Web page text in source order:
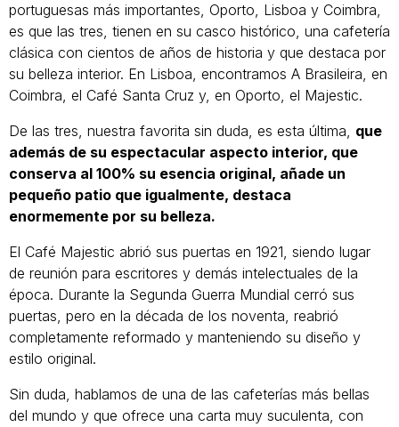
portuguesas más importantes, Oporto, Lisboa y Coimbra,
es que las tres, tienen en su casco histórico, una cafetería
clásica con cientos de años de historia y que destaca por
su belleza interior. En Lisboa, encontramos A Brasileira, en
Coimbra, el Café Santa Cruz y, en Oporto, el Majestic.
De las tres, nuestra favorita sin duda, es esta última, que
además de su espectacular aspecto interior, que
conserva al 100% su esencia original, añade un
pequeño patio que igualmente, destaca
enormemente por su belleza.
El Café Majestic abrió sus puertas en 1921, siendo lugar
de reunión para escritores y demás intelectuales de la
época. Durante la Segunda Guerra Mundial cerró sus
puertas, pero en la década de los noventa, reabrió
completamente reformado y manteniendo su diseño y
estilo original.
Sin duda, hablamos de una de las cafeterías más bellas
del mundo y que ofrece una carta muy suculenta, con